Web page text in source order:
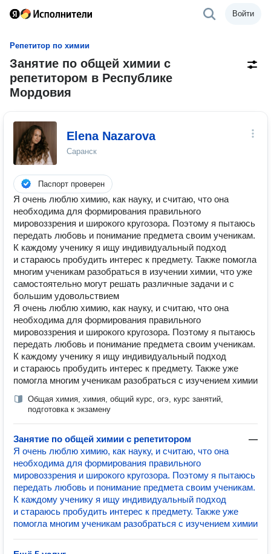
Войти
Репетитор по химии
Занятие по общей химии с
репетитором в Республике
Мордовия
Elena Nazarova
Саранск
Паспорт проверен
Я очень люблю химию, как науку, и считаю, что она
необходима для формирования правильного
мировоззрения и широкого кругозора. Поэтому я пытаюсь
передать любовь и понимание предмета своим ученикам.
К каждому ученику я ищу индивидуальный подход
и стараюсь пробудить интерес к предмету. Также помогла
многим ученикам разобраться в изучении химии, что уже
самостоятельно могут решать различные задачи и с
большим удовольствием
Я очень люблю химию, как науку, и считаю, что она
необходима для формирования правильного
мировоззрения и широкого кругозора. Поэтому я пытаюсь
передать любовь и понимание предмета своим ученикам.
К каждому ученику я ищу индивидуальный подход
и стараюсь пробудить интерес к предмету. Также уже
помогла многим ученикам разобраться с изучением химии
Общая химия, химия, общий курс, огэ, курс занятий,
подготовка к экзамену
Занятие по общей химии с репетитором
—
Я очень люблю химию, как науку, и считаю, что она
необходима для формирования правильного
мировоззрения и широкого кругозора. Поэтому я пытаюсь
передать любовь и понимание предмета своим ученикам.
К каждому ученику я ищу индивидуальный подход
и стараюсь пробудить интерес к предмету. Также уже
помогла многим ученикам разобраться с изучением химии